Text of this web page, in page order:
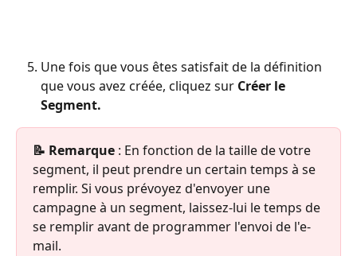
Une fois que vous êtes satisfait de la définition
que vous avez créée, cliquez sur Créer le
Segment.
📝 Remarque : En fonction de la taille de votre
segment, il peut prendre un certain temps à se
remplir. Si vous prévoyez d'envoyer une
campagne à un segment, laissez-lui le temps de
se remplir avant de programmer l'envoi de l'e-
mail.